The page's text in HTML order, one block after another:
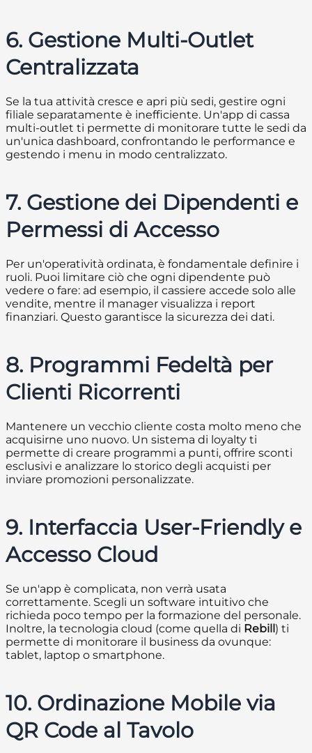
6. Gestione Multi-Outlet
Centralizzata
Se la tua attività cresce e apri più sedi, gestire ogni
filiale separatamente è inefficiente. Un'app di cassa
multi-outlet ti permette di monitorare tutte le sedi da
un'unica dashboard, confrontando le performance e
gestendo i menu in modo centralizzato.
7. Gestione dei Dipendenti e
Permessi di Accesso
Per un'operatività ordinata, è fondamentale definire i
ruoli. Puoi limitare ciò che ogni dipendente può
vedere o fare: ad esempio, il cassiere accede solo alle
vendite, mentre il manager visualizza i report
finanziari. Questo garantisce la sicurezza dei dati.
8. Programmi Fedeltà per
Clienti Ricorrenti
Mantenere un vecchio cliente costa molto meno che
acquisirne uno nuovo. Un sistema di loyalty ti
permette di creare programmi a punti, offrire sconti
esclusivi e analizzare lo storico degli acquisti per
inviare promozioni personalizzate.
9. Interfaccia User-Friendly e
Accesso Cloud
Se un'app è complicata, non verrà usata
correttamente. Scegli un software intuitivo che
richieda poco tempo per la formazione del personale.
Inoltre, la tecnologia cloud (come quella di Rebill) ti
permette di monitorare il business da ovunque:
tablet, laptop o smartphone.
10. Ordinazione Mobile via
QR Code al Tavolo